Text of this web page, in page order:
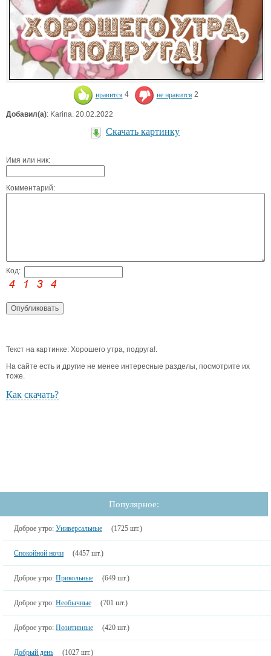
нравится 4 не нравится 2
Добавил(а): Karina. 20.02.2022
Скачать картинку
Имя или ник:
Комментарий:
Код:
Текст на картинке: Хорошего утра, подруга!.
На сайте есть и другие не менее интересные разделы, посмотрите их
тоже.
Как скачать?
Популярное:
Доброе утро: Универсальные (1725 шт.)
Спокойной ночи (4457 шт.)
Доброе утро: Прикольные (649 шт.)
Доброе утро: Необычные (701 шт.)
Доброе утро: Позитивные (420 шт.)
Добрый день (1027 шт.)